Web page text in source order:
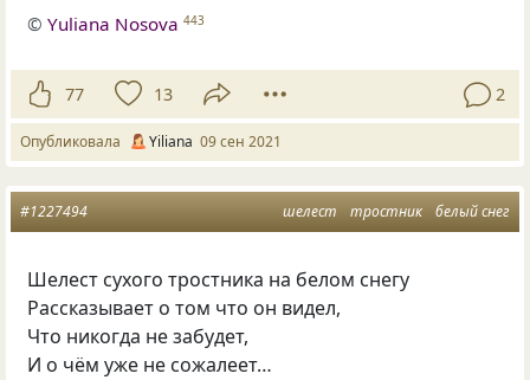
©Yuliana Nosova 443
77 13 2
Опубликовала Yiliana 09 сен 2021
шелест тростник белый снег
#1227494
Шелест сухого тростника на белом снегу
Рассказывает о том что он видел,
Что никогда не забудет,
И о чём уже не сожалеет…